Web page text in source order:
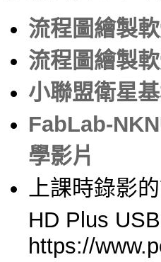
流程圖繪製
流程圖繪製
小聯盟衛星
FabLab-
學影片
上課時錄影
HD Plus
https://